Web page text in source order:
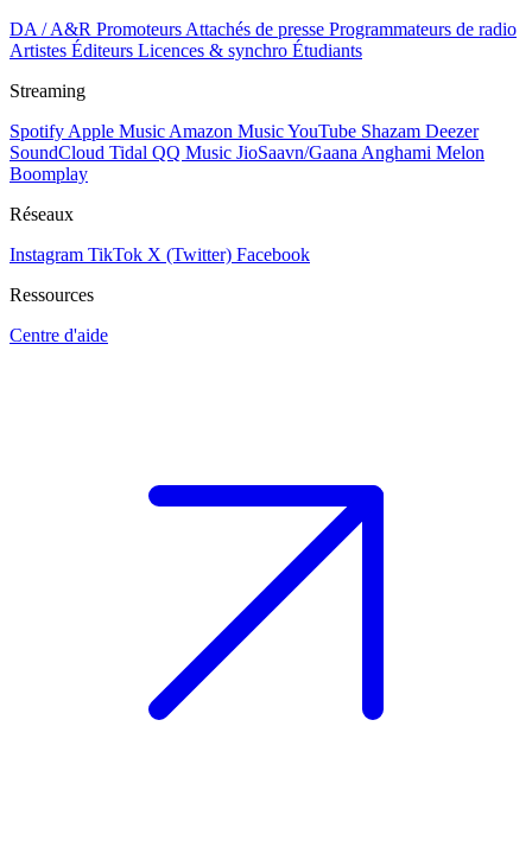
DA / A&R Promoteurs Attachés de presse Programmateurs de radio
Artistes Éditeurs Licences & synchro Étudiants
Streaming
Spotify Apple Music Amazon MusicYouTube Shazam Deezer
SoundCloud Tidal QQ Music JioSaavn/Gaana Anghami Melon
Boomplay
Réseaux
Instagram TikTok X (Twitter) Facebook
Ressources
Centre d'aide